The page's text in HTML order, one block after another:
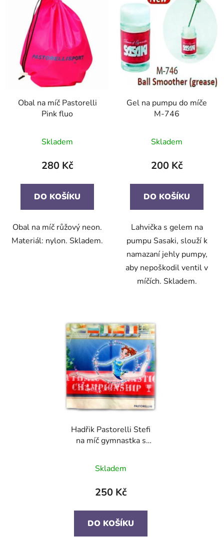
Obal na míč Pastorelli
Pink fluo
Skladem
280 Kč
DO KOŠÍKU
Obal na míč růžový neon.
Materiál: nylon. Skladem.
Gel na pumpu do míče
M-746
Skladem
200 Kč
DO KOŠÍKU
Lahvička s gelem na
pumpu Sasaki, slouží k
namazaní jehly pumpy,
aby nepoškodil ventil v
míčích. Skladem.
Hadřik Pastorelli Stefi
na míč gymnastka s
Skladem
250 Kč
DO KOŠÍKU